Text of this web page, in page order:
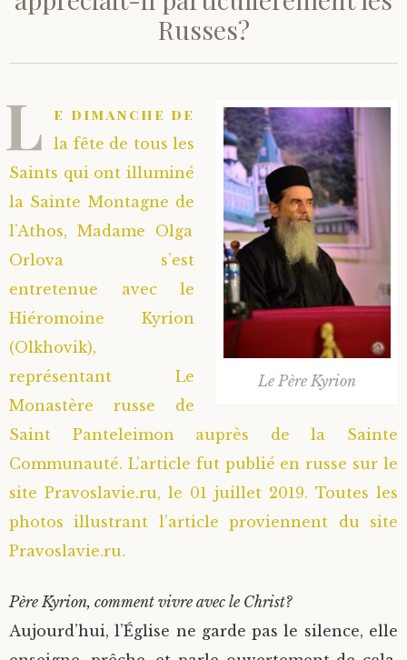
Saint Hilarion (Troïtski)
Saint Laurent de Tchernigov
Saint Nikon d’Optina
Saint Seraphim de Sarov
Saint Seraphim de Vyritsa
Saint Serge de Radonège
Saint Siméon (Jelnine)
Saint Sophrony l’Athonite
Sainte Xenia
Sainte Matrone de Moscou
Métropolite Zénobe (Majouga)
Archimandrite Adrien (Kirsanov)
Archimandrite Andronique (Loukach)
Archimandrite Athénogène (Agapov)
Higoumène Boris (Kramtsov)
Bienheureuses et Staritsas
Bienheureuse Lioubouchka
Bienheureuse Maria Ivanovna
Staritsa Marie Makovkine
Natalia de Vyritsa
Staritsa Anastasia
Geronda Grigorios de Dochiariou
Archimandrite Hippolyte (Khaline)
Archimandrite Lazare (Abachidzé)
Geronda Arsenios le Spiléote
Gerondissa Makrina (Vassopoulou)
Archimandrite Nathanaël (Pospelov)
Père Héliodore
Portraits
Russes?
Le Père Kyrion
L e dimanche de
la fête de tous les
Saints qui ont illuminé
la Sainte Montagne de
l’Athos, Madame Olga
Orlova s’est
entretenue avec le
Hiéromoine Kyrion
(Olkhovik),
représentant Le
Monastère russe de
Saint Panteleimon auprès de la Sainte
Communauté. L’article fut publié en russe sur le
site Pravoslavie.ru, le 01 juillet 2019. Toutes les
photos illustrant l’article proviennent du site
Pravoslavie.ru.
Père Kyrion, comment vivre avec le Christ?
Aujourd’hui, l’Église ne garde pas le silence, elle